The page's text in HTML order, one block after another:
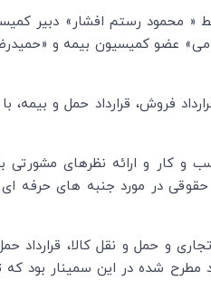
روز در تاریخ 16 و 17 آذر ماه ۱۳۹3 توسط « محمود رستم
عضو کمیسیون بیمه و
فروش، قرارداد حمل و بیمه،
کار و ارائه نظرهای مشورتی
در مورد جنبه های حرفه
و حمل و نقل کالا، قرارداد
موارد مطرح شده در این سمینار بود